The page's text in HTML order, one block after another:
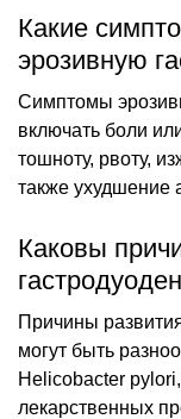
Какие
эрозивную
Симптомы
включать боли
тошноту, рвоту,
также ухудшение
Каковы
Причины
могут быть
Helicobacter
лекарственных